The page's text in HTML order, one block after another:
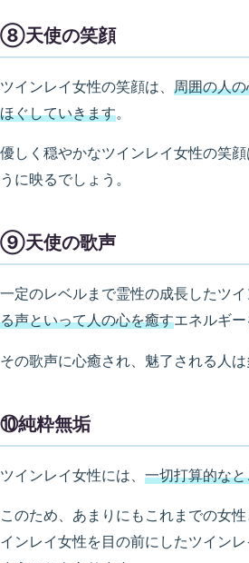
⑧天使の笑顔
ツインレイ女性の笑顔は、 周囲の人
ほぐしていきます。
優しく穏やかなツインレイ女性の笑
うに映るでしょう。
⑨天使の歌声
一定のレベルまで霊性の成長したツイ
る声といって人の心を癒すエネルギー
その歌声に心癒され、魅了される人は
⑩純粋無垢
ツインレイ女性には、 一切打算的な
このため、あまりにもこれまでの女
インレイ女性を目の前にしたツイン